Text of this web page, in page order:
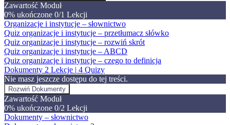
Zawartość Moduł
0% ukończone 0/1 Lekcji
Organizacje i instytucje – słownictwo
Quiz organizacje i instytucje – przetłumacz słówko
Quiz organizacje i instytucje – rozwiń skrót
Quiz organizacje i instytucje – ABCD
Quiz organizacje i instytucje – czego to definicja
Dokumenty 2 Lekcje | 4 Quizy
Nie masz jeszcze dostępu do tej treści.
Rozwiń Dokumenty
Zawartość Moduł
0% ukończone 0/2 Lekcji
Dokumenty – słownictwo